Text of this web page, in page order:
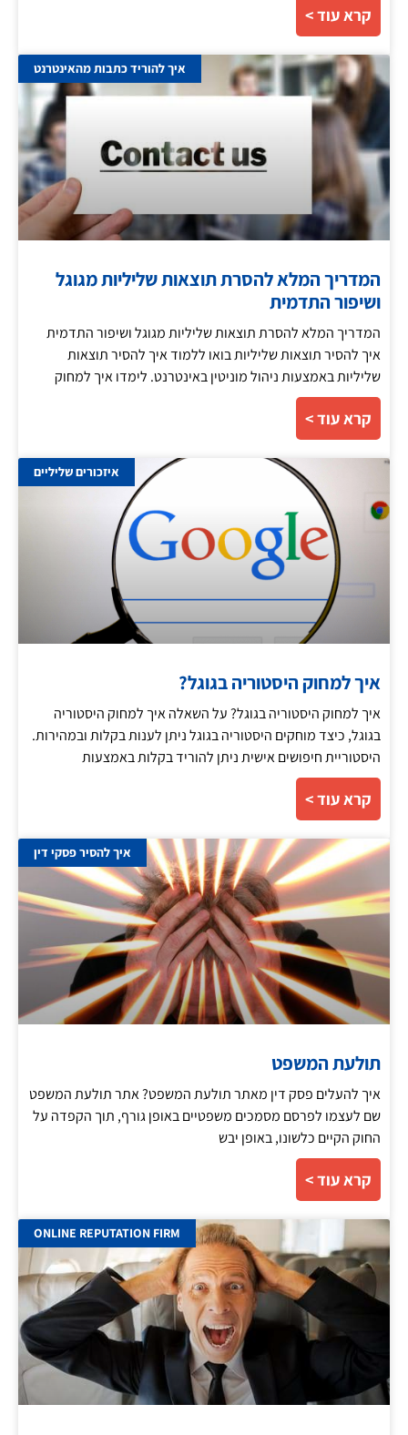
קרא עוד >
איך להוריד כתבות מהאינטרנט
המדריך המלא להסרת תוצאות שליליות מגוגל
ושיפור התדמית
המדריך המלא להסרת תוצאות שליליות מגוגל ושיפור התדמית
איך להסיר תוצאות שליליות בואו ללמוד איך להסיר תוצאות
שליליות באמצעות ניהול מוניטין באינטרנט. לימדו איך למחוק
קרא עוד >
איזכורים שליליים
איך למחוק היסטוריה בגוגל?
איך למחוק היסטוריה בגוגל? על השאלה איך למחוק היסטוריה
בגוגל, כיצד מוחקים היסטוריה בגוגל ניתן לענות בקלות ובמהירות.
היסטוריית חיפושים אישית ניתן להוריד בקלות באמצעות
קרא עוד >
איך להסיר פסקי דין
תולעת המשפט
איך להעלים פסק דין מאתר תולעת המשפט? אתר תולעת המשפט
שם לעצמו לפרסם מסמכים משפטיים באופן גורף, תוך הקפדה על
החוק הקיים כלשונו, באופן יבש
קרא עוד >
ONLINE REPUTATION FIRM